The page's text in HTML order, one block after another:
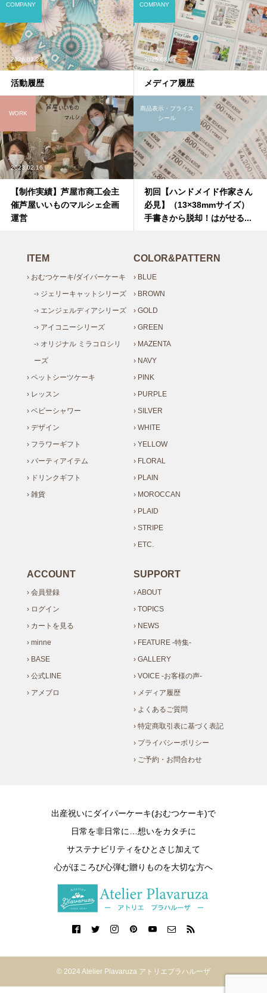
2026.02.28
活動履歴
COMPANY
2025.08.07
メディア履歴
COMPANY
2023.02.16
【制作実績】芦屋市商工会主
催芦屋いいものマルシェ企画
運営
WORK
初回【ハンドメイド作家さん
必見】（13×38mmサイズ）
手書きから脱却！はがせる...
商品表示・プライス
シール
ITEM
› おむつケーキ/ダイパーケーキ
-› ジェリーキャットシリーズ
-› エンジェルディアシリーズ
-› アイコニーシリーズ
-› オリジナル ミラコロシリ
ーズ
› ペットシーツケーキ
› レッスン
› ベビーシャワー
› デザイン
› フラワーギフト
› パーティアイテム
› ドリンクギフト
› 雑貨
COLOR&PATTERN
› BLUE
› BROWN
› GOLD
› GREEN
› MAZENTA
› NAVY
› PINK
› PURPLE
› SILVER
› WHITE
› YELLOW
› FLORAL
› PLAIN
› MOROCCAN
› PLAID
› STRIPE
› ETC.
ACCOUNT
› 会員登録
› ログイン
› カートを見る
› minne
› BASE
› 公式LINE
› アメブロ
SUPPORT
› ABOUT
› TOPICS
› NEWS
› FEATURE -特集-
› GALLERY
› VOICE -お客様の声-
› メディア履歴
› よくあるご質問
› 特定商取引表に基づく表記
› プライバシーポリシー
› ご予約・お問合わせ
出産祝いにダイパーケーキ(おむつケーキ)で
日常を非日常に…想いをカタチに
サステナビリティをひとさじ加えて
心がほころび心弾む贈りものを大切な方へ
© 2024 Atelier Plavaruza アトリエプラハルーザ